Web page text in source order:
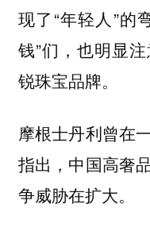
现了“年轻人”的
钱”们，也明显
锐珠宝品牌。
摩根士丹利曾在
指出，中国高奢
争威胁在扩大。